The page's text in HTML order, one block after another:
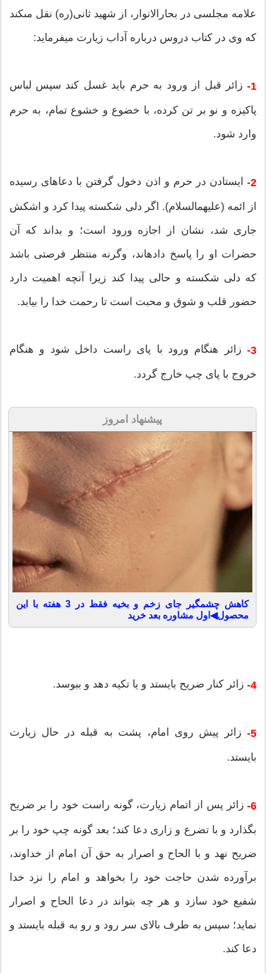
علامه مجلسى در بحارالانوار، از شهید ثانى(ره) نقل مى‎كند
كه وی در كتاب دروس درباره آداب زیارت می‎فرماید:
1- زائر قبل از ورود به حرم باید غسل كند سپس لباس
پاكیزه و نو بر تن كرده، با خضوع و خشوع تمام، به حرم
وارد شود.
2- ایستادن در حرم و اذن دخول گرفتن با دعاهاى رسیده
از ائمه (علیهم‎السلام). اگر دلی شكسته پیدا كرد و اشكش
جاری شد، نشان از اجازه ورود است؛ و بداند كه آن
حضرات او را پاسخ داده‎اند، وگرنه منتظر فرصتى باشد
كه دلی شكسته و حالى پیدا كند زیرا آنچه اهمیت دارد
حضور قلب و شوق و محبت است تا رحمت خدا را بیابد.
3- زائر هنگام ورود با پاى راست داخل شود و هنگام
خروج با پاى چپ خارج گردد.
پیشنهاد امروز
کاهش چشمگیر جای زخم و بخیه فقط در 3 هفته با این
محصول◀اول مشاوره بعد خرید
4- زائر كنار ضریح بایستد و یا تكیه دهد و ببوسد.
5- زائر پیش روى امام، پشت به قبله در حال زیارت
بایستد.
6- زائر پس از اتمام زیارت، گونه راست خود را بر ضریح
بگذارد و با تضرع و زارى دعا كند؛ بعد گونه چپ خود را بر
ضریح نهد و با الحاح و اصرار به حق آن امام از خداوند،
برآورده شدن حاجت خود را بخواهد و امام را نزد خدا
شفیع خود سازد و هر چه بتواند در دعا الحاح و اصرار
نماید؛ سپس به طرف بالاى سر رود و رو به قبله بایستد و
دعا كند.